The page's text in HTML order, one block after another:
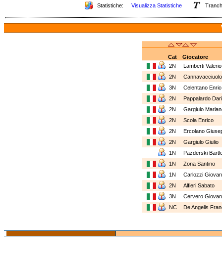
Statistiche:
Visualizza Statistiche
Cat
Giocatore
2N
Lamberti
2N
3N
Celentano
2N
Pappalardo
2N
Gargiulo
2N
Scola Enrico
2N
Ercolano
2N
Gargiulo Giulio
1N
Pazderski
1N
Zona Santino
1N
Carlozzi
2N
Alfieri Sabato
3N
Cervero
NC
De Angelis